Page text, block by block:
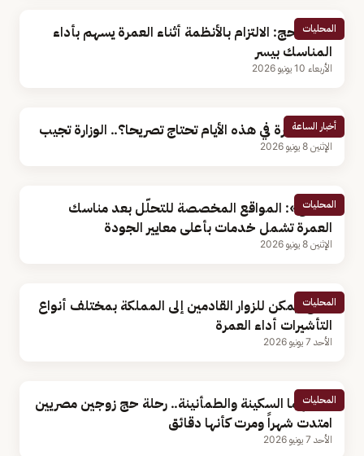
المحليات
وزارة الحج: الالتزام بالأنظمة أثناء العمرة يسهم بأداء
المناسك بيسر
الأربعاء 10 يونيو 2026
أخبار الساعة
هل العمرة في هذه الأيام تحتاج تصريحا؟.. الوزارة تجيب
الإثنين 8 يونيو 2026
المحليات
«الحج»: المواقع المخصصة للتحلّل بعد مناسك
العمرة تشمل خدمات بأعلى معايير الجودة
الإثنين 8 يونيو 2026
المحليات
الحج: يمكن للزوار القادمين إلى المملكة بمختلف أنواع
التأشيرات أداء العمرة
الأحد 7 يونيو 2026
المحليات
غمرتهما السكينة والطمأنينة.. رحلة حج زوجين مصريين
امتدت شهراً ومرت كأنها دقائق
الأحد 7 يونيو 2026